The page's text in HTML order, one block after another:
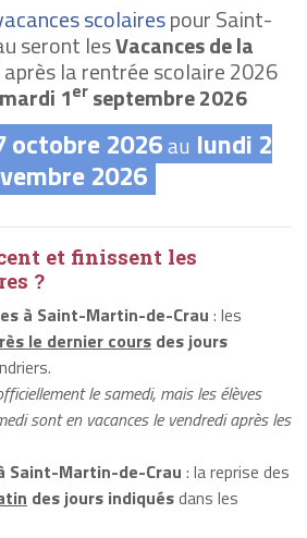
scolairespour Saint-
seront lesVacances de la
la rentrée scolaire 2026
mardi 1er septembre 2026
octobre 2026au lundi 2
2026
et finissent les
?
à Saint-Martin-de-Crau : les
le dernier cours des jours
le samedi, mais les élèves
sont en vacances le vendredi après les
Saint-Martin-de-Crau : la reprise des
des jours indiquésdans les